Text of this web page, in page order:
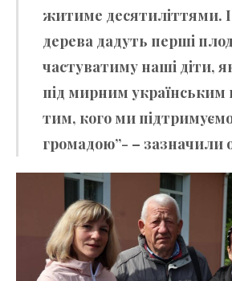
житиме десятиліттями. І
дерева дадуть перші
частуватиму наші діти,
під мирним українським
тим, кого ми підтримуємо
громадою”- – зазначили